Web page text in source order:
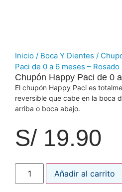
Inicio / Boca Y Dientes /
Paci de 0 a 6 meses – Rosado
Chupón Happy Paci de 0
El chupón Happy Paci es
reversible que cabe en la boca
arriba o boca abajo.
S/ 19.90
Añadir al carrito